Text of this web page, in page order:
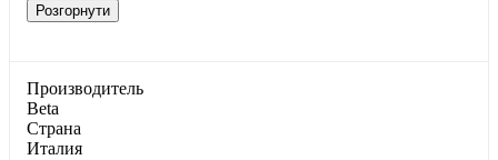
Розгорнути
Производитель
Beta
Страна
Италия